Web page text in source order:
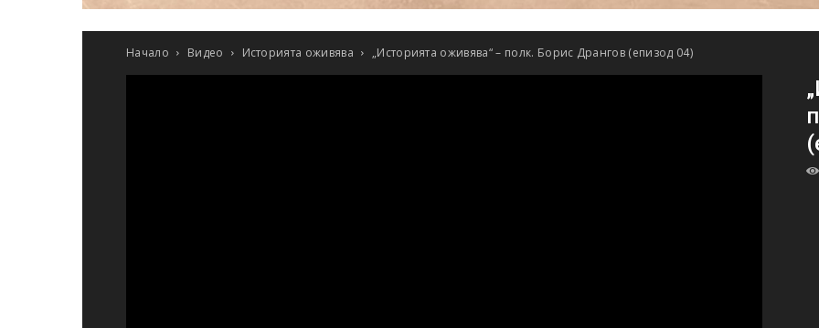
Начало Видео Историята оживява „Историята оживява“ – полк. Борис Дрангов (епизод 04)